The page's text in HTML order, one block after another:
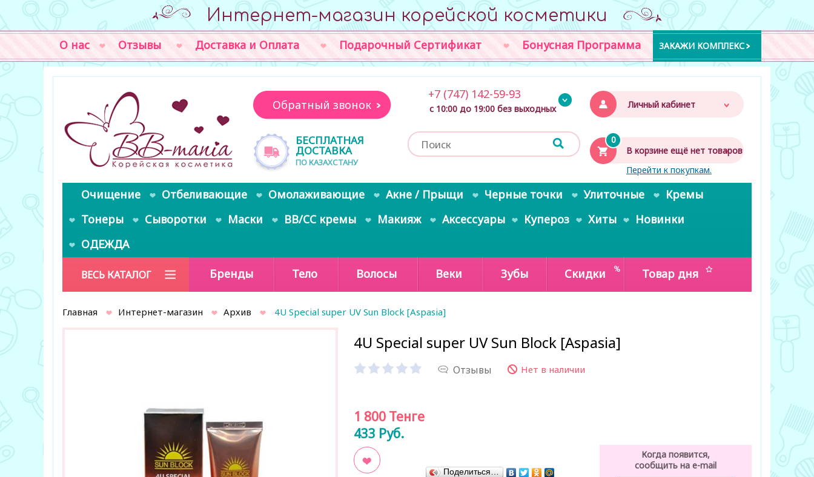
Интернет-магазин корейской косметики
О нас Отзывы Доставка и Оплата Подарочный Сертификат Бонусная Программа ЗАКАЖИ КОМПЛЕКС
Личный кабинет
0
В корзине ещё нет товаров
Перейти к покупкам.
Обратный звонок
БЕСПЛАТНАЯ
ДОСТАВКА
ПО КАЗАХСТАНУ
+7 (747) 142-59-93
с 10:00 до 19:00 без выходных
Очищение Отбеливающие Омолаживающие Акне / Прыщи Черные точки Улиточные
Кремы
Тонеры
Сыворотки Маски BB/CC кремы Макияж Аксессуары Купероз Хиты
Новинки
ОДЕЖДА
ВЕСЬ КАТАЛОГ Бренды Тело Волосы Веки Зубы Скидки Товар дня
Главная Интернет-магазин Архив 4U Special super UV Sun Block [Aspasia]
4U Special super UV Sun Block [Aspasia]
Отзывы Нет в наличии
1 800 Тенге
433 Руб.
Когда появится,
сообщить на e-mail
Поделиться…